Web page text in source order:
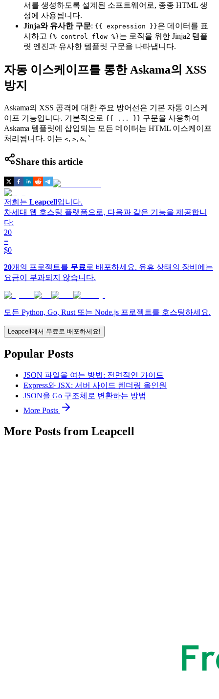
서를 생성하도록 설계된 소프트웨어로, 종종 HTML 생
성에 사용됩니다.
Jinja와 유사한 구문: {{ expression }}은 데이터를 표
시하고 {% control_flow %}는 로직을 위한 Jinja2 템플
릿 엔진과 유사한 템플릿 구문을 나타냅니다.
자동 이스케이프를 통한 Askama의 XSS
방지
Askama의 XSS 공격에 대한 주요 방어선은 기본 자동 이스케
이프 기능입니다. 기본적으로 {{ ... }} 구문을 사용하여
Askama 템플릿에 삽입되는 모든 데이터는 HTML 이스케이프
처리됩니다. 이는 <, >, &, `
Share this article
저희는 Leapcell입니다.
차세대 웹 호스팅 플랫폼으로, 다음과 같은 기능을 제공합니
다:
20
=
$0
20개의 프로젝트를 무료 로 배포하세요. 유휴 상태의 장비에는
요금이 부과되지 않습니다.
모든 Python, Go, Rust 또는 Node.js 프로젝트를 호스팅하세요.
Leapcell에서 무료로 배포하세요!
Popular Posts
JSON 파일을 여는 방법: 전면적인 가이드
Express와 JSX: 서버 사이드 렌더링 올인원
JSON을 Go 구조체로 변환하는 방법
More Posts
More Posts from Leapcell